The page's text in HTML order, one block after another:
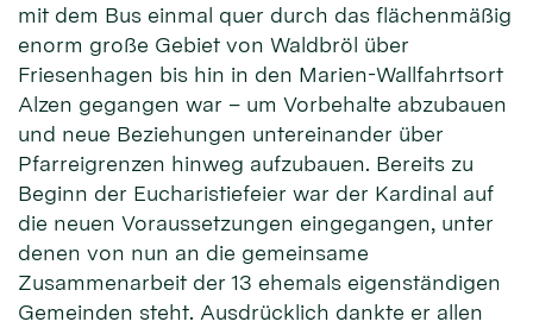
mit dem Bus einmal quer durch das flächenmäßig
enorm große Gebiet von Waldbröl über
Friesenhagen bis hin in den Marien-Wallfahrtsort
Alzen gegangen war – um Vorbehalte abzubauen
und neue Beziehungen untereinander über
Pfarreigrenzen hinweg aufzubauen. Bereits zu
Beginn der Eucharistiefeier war der Kardinal auf
die neuen Voraussetzungen eingegangen, unter
denen von nun an die gemeinsame
Zusammenarbeit der 13 ehemals eigenständigen
Gemeinden steht. Ausdrücklich dankte er allen